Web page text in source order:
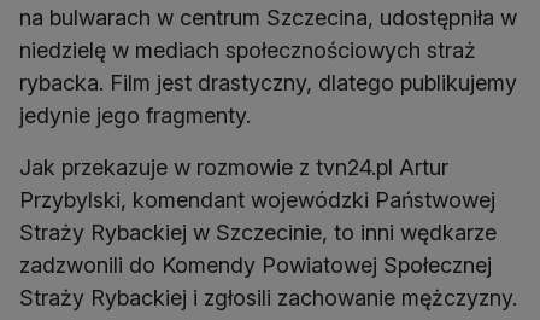
na bulwarach w centrum Szczecina, udostępniła w
niedzielę w mediach społecznościowych straż
rybacka. Film jest drastyczny, dlatego publikujemy
jedynie jego fragmenty.
Jak przekazuje w rozmowie z tvn24.pl Artur
Przybylski, komendant wojewódzki Państwowej
Straży Rybackiej w Szczecinie, to inni wędkarze
zadzwonili do Komendy Powiatowej Społecznej
Straży Rybackiej i zgłosili zachowanie mężczyzny.